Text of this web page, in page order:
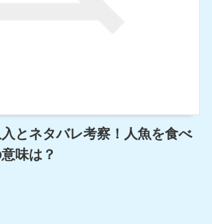
とネタバレ考察！人魚を食べ
味は？